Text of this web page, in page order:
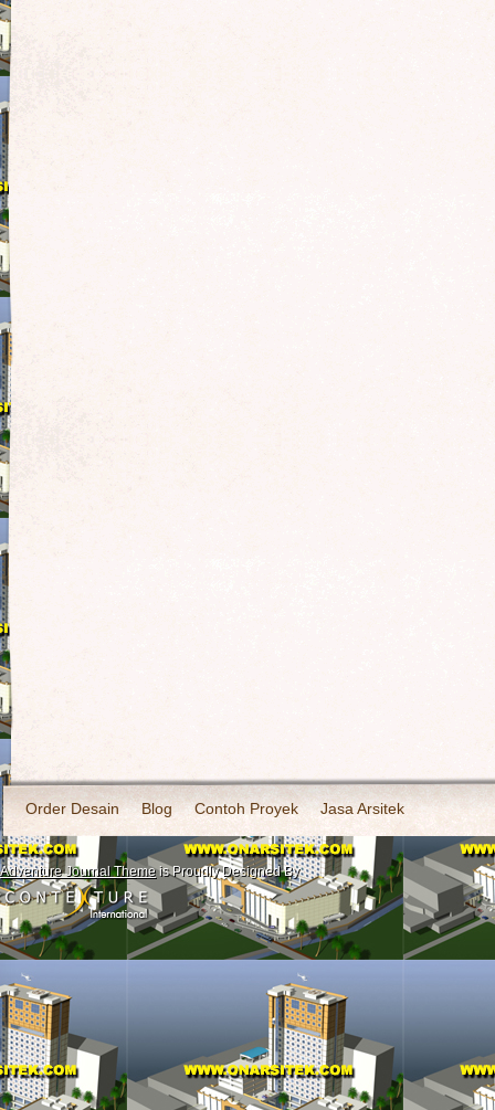
Order Desain Blog Contoh Proyek Jasa Arsitek
Adventure Journal Themeis Proudly Designed By